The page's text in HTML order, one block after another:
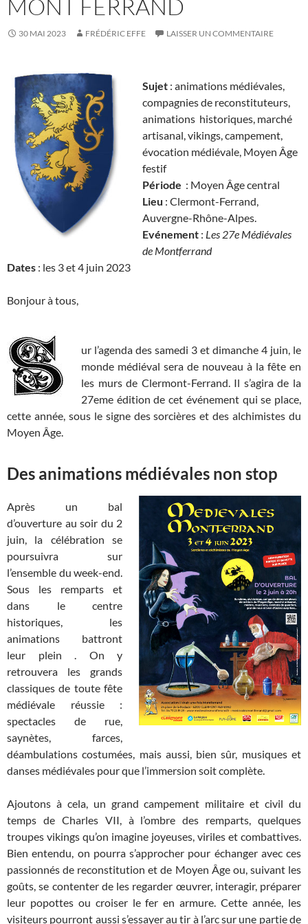
MONT FERRAND
30 MAI 2023 FRÉDÉRIC EFFE LAISSER UN COMMENTAIRE
Sujet : animations médiévales,
compagnies de reconstituteurs,
animations historiques, marché
artisanal, vikings, campement,
évocation médiévale, Moyen Âge
festif
Période : Moyen Âge central
Lieu : Clermont-Ferrand,
Auvergne-Rhône-Alpes.
Evénement : Les 27e Médiévales
de Montferrand
Dates : les 3 et 4 juin 2023
Bonjour à tous,
ur l’agenda des samedi 3 et dimanche 4 juin, le
monde médiéval sera de nouveau à la fête en
les murs de Clermont-Ferrand. Il s’agira de la
27eme édition de cet événement qui se place,
cette année, sous le signe des sorcières et des alchimistes du
Moyen Âge.
Des animations médiévales non stop
Après un bal
d’ouverture au soir du 2
juin, la célébration se
poursuivra sur
l’ensemble du week-end.
Sous les remparts et
dans le centre
historiques, les
animations battront
leur plein . On y
retrouvera les grands
classiques de toute fête
médiévale réussie :
spectacles de rue,
saynètes, farces,
déambulations costumées, mais aussi, bien sûr, musiques et
danses médiévales pour que l’immersion soit complète.
Ajoutons à cela, un grand campement militaire et civil du
temps de Charles VII, à l’ombre des remparts, quelques
troupes vikings qu’on imagine joyeuses, viriles et combattives.
Bien entendu, on pourra s’approcher pour échanger avec ces
passionnés de reconstitution et de Moyen Âge ou, suivant les
goûts, se contenter de les regarder œuvrer, interagir, préparer
leur popottes ou croiser le fer en armure. Cette année, les
visiteurs pourront aussi s’essayer au tir à l’arc sur une partie de